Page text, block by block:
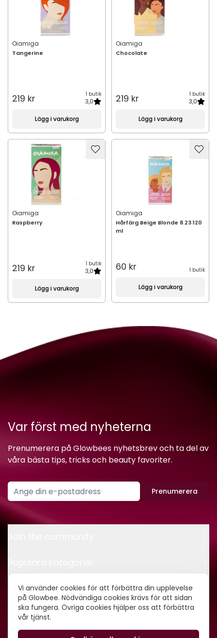
Vi använder cookies för att förbättra din upplevelse
på Glowbee. Nödvändiga cookies krävs för att sidan
ska fungera. Övriga cookies hjälper oss att förbättra
vår tjänst.
Oiamiga
Tangerine
219 kr 1 butik
3,0
Lägg i varukorg
Oiamiga
Chocolate
219 kr 1 butik
3,0
Lägg i varukorg
Oiamiga
Raspberry
219 kr 1 butik
3,0
Lägg i varukorg
Oiamiga
Hårfärg Beige Blonde 8.23 120
ml
60 kr 1 butik
Lägg i varukorg
Var först med nyheterna
Prenumerera på Glowbees nyhetsbrev och ta del av
våra bästa tips, tricks och beauty favoriter.
Prenumerera
Kontakt
Om oss